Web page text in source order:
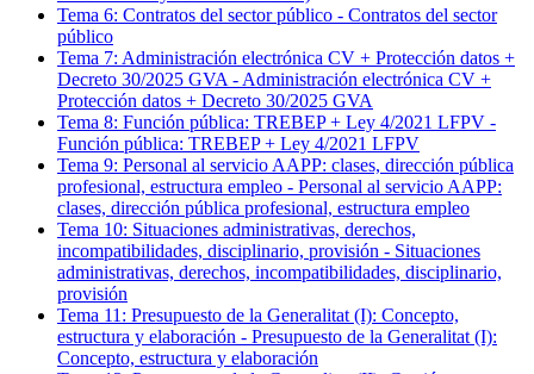
Tema 6: Contratos del sector público - Contratos del sector
público
Tema 7: Administración electrónica CV + Protección datos +
Decreto 30/2025 GVA - Administración electrónica CV +
Protección datos + Decreto 30/2025 GVA
Tema 8: Función pública: TREBEP + Ley 4/2021 LFPV -
Función pública: TREBEP + Ley 4/2021 LFPV
Tema 9: Personal al servicio AAPP: clases, dirección pública
profesional, estructura empleo - Personal al servicio AAPP:
clases, dirección pública profesional, estructura empleo
Tema 10: Situaciones administrativas, derechos,
incompatibilidades, disciplinario, provisión - Situaciones
administrativas, derechos, incompatibilidades, disciplinario,
provisión
Tema 11 : Presupuesto de la Generalitat (I): Concepto,
estructura y elaboración - Presupuesto de la Generalitat (I):
Concepto, estructura y elaboración